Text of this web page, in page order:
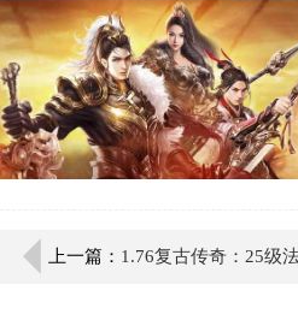
上一篇： 1.76复古传奇：25级